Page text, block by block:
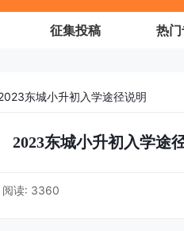
征集投稿 热
东城小升初入学途径说明
2023东城小升初入学途
阅读: 3360